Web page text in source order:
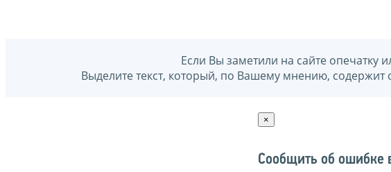
Если Вы заметили на сайте опечатку
Выделите текст, который, по Вашему мнению,
×
Сообщить об ошибке